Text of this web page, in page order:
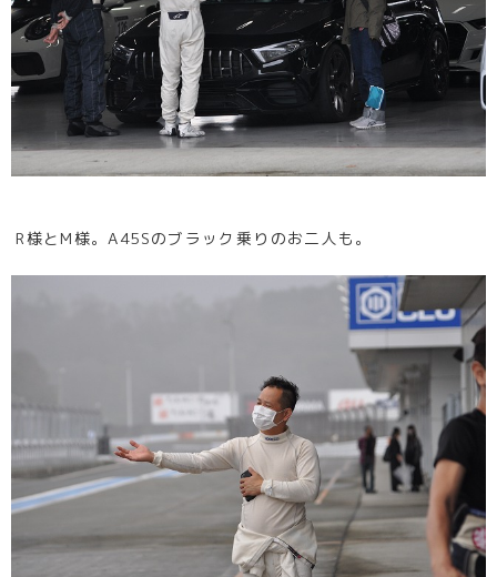
R様とM様。A45Sのブラック乗りのお二人も。